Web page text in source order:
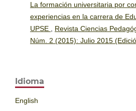
La formación universitaria por
experiencias en la carrera de
UPSE
Revista Ciencias
Núm. 2 (2015): Julio 2015
Idioma
English